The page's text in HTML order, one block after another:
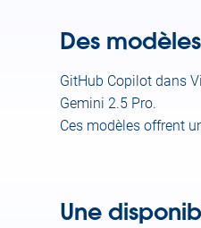
Des
GitHub Copilot dans
Gemini 2.5 Pro.
Ces modèles offrent
Une